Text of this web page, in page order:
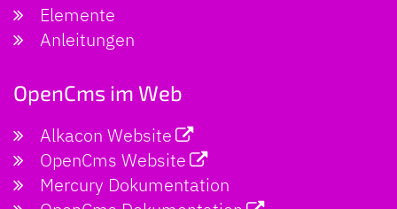
Elemente
Anleitungen
OpenCms im Web
Alkacon Website
OpenCms Website
Mercury Dokumentation